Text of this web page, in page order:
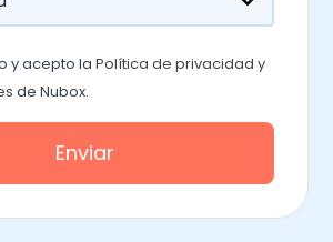
y acepto laPolítica de privacidad y
de Nubox.